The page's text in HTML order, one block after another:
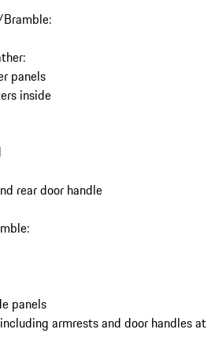
panels
inside
rear door handle
panels
armrests and door handles at